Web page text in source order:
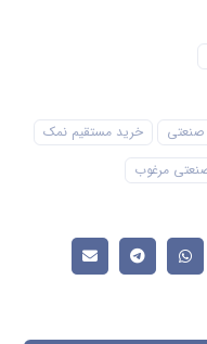
صنعتی
خرید مستقیم نمک
مرغوب